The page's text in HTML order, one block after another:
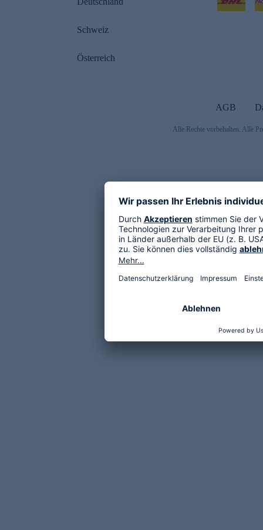
Schweiz
Österreich
AGB
Alle Rechte vorbehalten. Alle